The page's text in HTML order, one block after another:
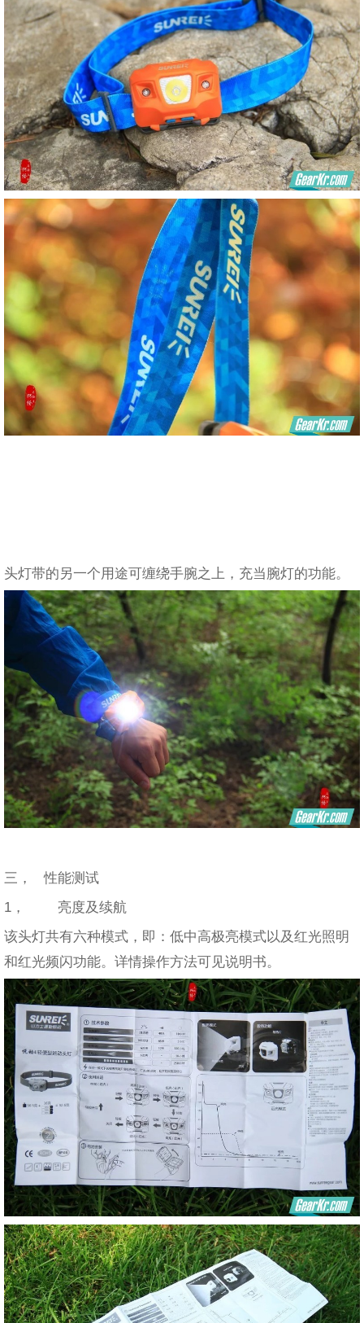
头灯带的另一个用途可缠绕手腕之上，充当腕灯的功能。
三， 性能测试
1， 亮度及续航
该头灯共有六种模式，即：低中高极亮模式以及红光照明
和红光频闪功能。详情操作方法可见说明书。